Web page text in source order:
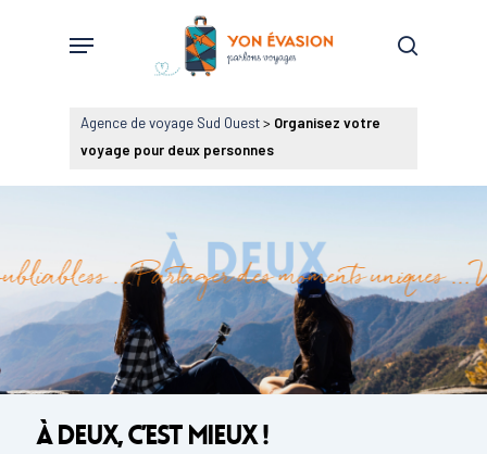
search
Menu
Agence de voyage Sud Ouest> Organisez votre
voyage pour deux personnes
inoubliabless … Partager des moments
À deux, c’est mieux !